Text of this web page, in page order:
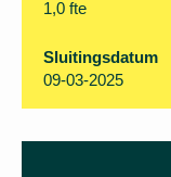
1,0 fte
Sluitingsdatum
09-03-2025